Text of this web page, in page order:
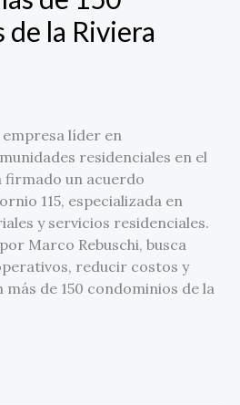
la Riviera
líder en
residenciales en el
firmado un acuerdo
115, especializada en
y servicios residenciales.
Marco Rebuschi, busca
reducir costos y
de 150 condominios de la